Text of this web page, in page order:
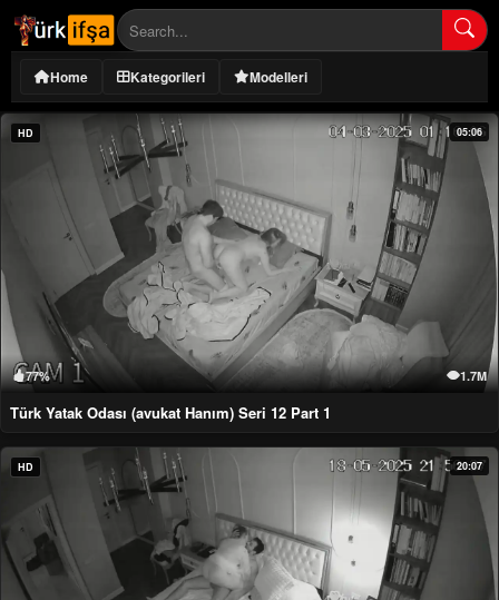
Home Kategorileri Modelleri
HD 05:06
77% 1.7M
Türk Yatak Odası (avukat Hanım) Seri 12 Part 1
HD 20:07